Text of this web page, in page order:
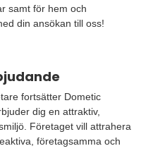
samt för hem och
din ansökan till oss!
fortsätter Dometic
dig en attraktiv,
Företaget vill attrahera
företagsamma och